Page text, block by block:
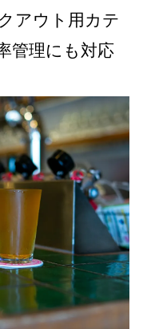
アウト用カテ
管理にも対応